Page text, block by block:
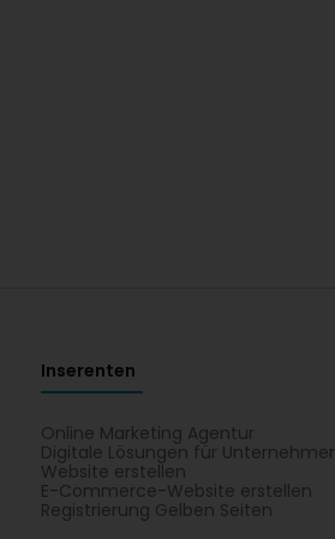
Inserenten
Online Marketing Agentur
Digitale Lösungen für
Website erstellen
E-Commerce-Website erstellen
Registrierung Gelben Seiten